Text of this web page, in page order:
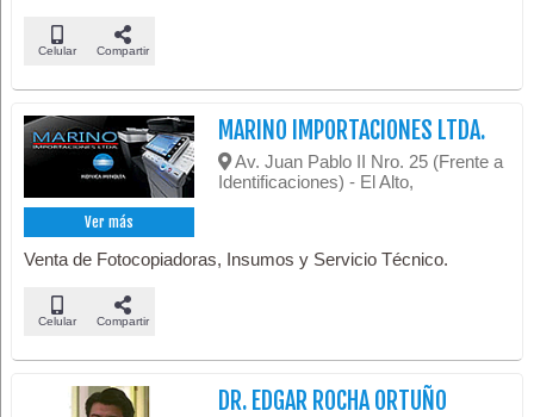
Celular Compartir
Ver más
MARINO IMPORTACIONES LTDA.
Av. Juan Pablo II Nro. 25 (Frente a
Identificaciones) - El Alto,
Venta de Fotocopiadoras, Insumos y Servicio Técnico.
Celular Compartir
DR. EDGAR ROCHA ORTUÑO